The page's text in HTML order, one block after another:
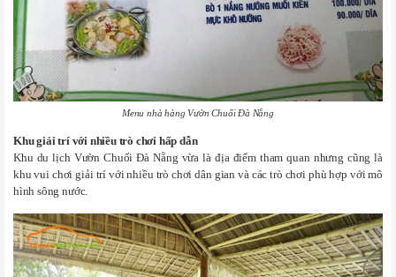
Menu nhà hàng Vườn Chuối Đà Nẵng
Khu giải trí với nhiều trò chơi hấp dẫn
Khu du lịch Vườn Chuối Đà Nẵng vừa là địa điểm tham quan nhưng cũng là
khu vui chơi giải trí với nhiều trò chơi dân gian và các trò chơi phù hợp với mô
hình sông nước.